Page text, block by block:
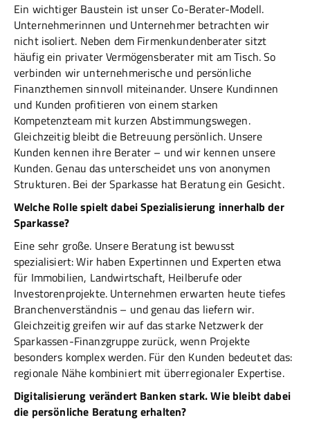
Ein wichtiger Baustein ist unser Co-Berater-Modell.
Unternehmerinnen und Unternehmer betrachten wir
nicht isoliert. Neben dem Firmenkundenberater sitzt
häufig ein privater Vermögensberater mit am Tisch. So
verbinden wir unternehmerische und persönliche
Finanzthemen sinnvoll miteinander. Unsere Kundinnen
und Kunden profitieren von einem starken
Kompetenzteam mit kurzen Abstimmungswegen.
Gleichzeitig bleibt die Betreuung persönlich. Unsere
Kunden kennen ihre Berater – und wir kennen unsere
Kunden. Genau das unterscheidet uns von anonymen
Strukturen. Bei der Sparkasse hat Beratung ein Gesicht.
Welche Rolle spielt dabei Spezialisierung innerhalb der
Sparkasse?
Eine sehr große. Unsere Beratung ist bewusst
spezialisiert: Wir haben Expertinnen und Experten etwa
für Immobilien, Landwirtschaft, Heilberufe oder
Investorenprojekte. Unternehmen erwarten heute tiefes
Branchenverständnis – und genau das liefern wir.
Gleichzeitig greifen wir auf das starke Netzwerk der
Sparkassen-Finanzgruppe zurück, wenn Projekte
besonders komplex werden. Für den Kunden bedeutet das:
regionale Nähe kombiniert mit überregionaler Expertise.
Digitalisierung verändert Banken stark. Wie bleibt dabei
die persönliche Beratung erhalten?